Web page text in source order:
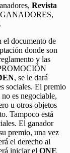
Revista
el documento de
donde son
y las
, se le dará
sociales. El premio
es negociable,
u otros objetos
Tampoco está
El ganador
premio, una vez
el derecho al
iniciar el ONE